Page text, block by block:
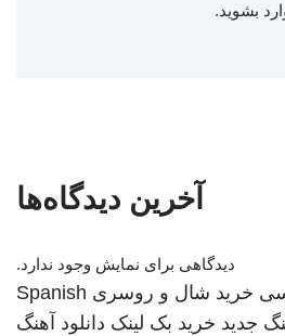
بشوید.
آخرین دیدگاه‌ها
دیدگاهی برای نمایش وجود ندارد.
خرید شال و روسری Spanish
جدید خرید بک لینک دانلود آهنگ